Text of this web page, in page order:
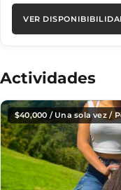
VER
Actividades
$40,000 / Una sola vez /